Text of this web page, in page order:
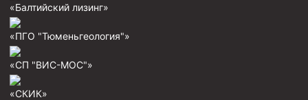
Циркуляционные системы и оборудование для
приготовления и очистки бурового раствора
Технологическая оснастка обсадных колонн
Патрубки цементировочные ПЦ
Краны шаровые КШЗ
«Балтийский лизинг»
«ПГО "Тюменьгеология"»
«СП "ВИС-МОС"»
«СКИК»